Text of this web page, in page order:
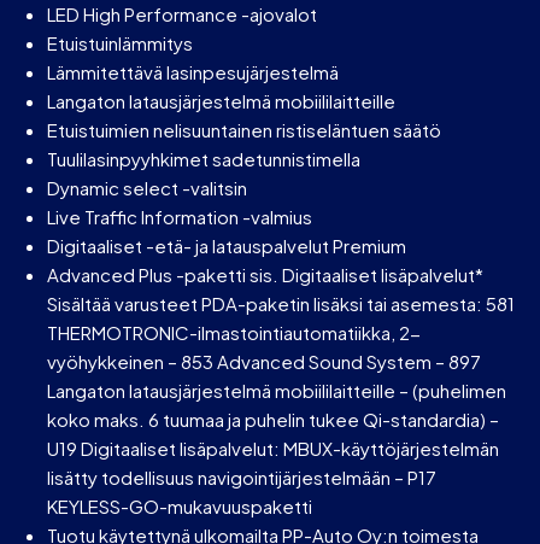
LED High Performance -ajovalot
Etuistuinlämmitys
Lämmitettävä lasinpesujärjestelmä
Langaton latausjärjestelmä mobiililaitteille
Etuistuimien nelisuuntainen ristiseläntuen säätö
Tuulilasinpyyhkimet sadetunnistimella
Dynamic select -valitsin
Live Traffic Information -valmius
Digitaaliset -etä- ja latauspalvelut Premium
Advanced Plus -paketti sis. Digitaaliset lisäpalvelut*
Sisältää varusteet PDA-paketin lisäksi tai asemesta: 581
THERMOTRONIC-ilmastointiautomatiikka, 2-
vyöhykkeinen – 853 Advanced Sound System – 897
Langaton latausjärjestelmä mobiililaitteille – (puhelimen
koko maks. 6 tuumaa ja puhelin tukee Qi-standardia) –
U19 Digitaaliset lisäpalvelut: MBUX-käyttöjärjestelmän
lisätty todellisuus navigointijärjestelmään – P17
KEYLESS-GO-mukavuuspaketti
Tuotu käytettynä ulkomailta PP-Auto Oy:n toimesta